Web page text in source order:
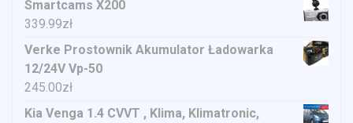
Smartcams X200
339.99zł
Verke Prostownik Akumulator Ładowarka
12/24V Vp-50
245.00zł
Kia Venga 1.4 CVVT , Klima, Klimatronic,